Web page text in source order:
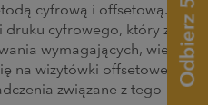
cyfrową i offsetową.
druku cyfrowego, który z
wymagających, wielu
na wizytówki offsetowe z
związane z tego